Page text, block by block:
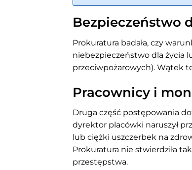
Bezpieczeństwo
Prokuratura badała, czy
niebezpieczeństwo dla życia
przeciwpożarowych). Wątek
Pracownicy i
Druga część postępowania
dyrektor placówki naruszył
lub ciężki uszczerbek na
Prokuratura nie stwierdziła
przestępstwa.